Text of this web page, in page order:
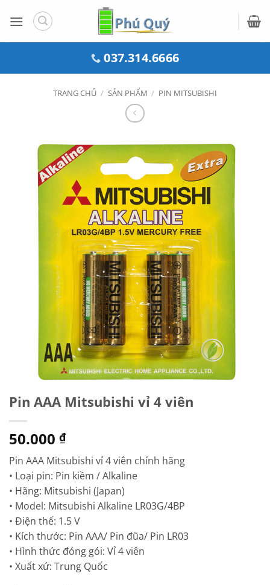
qua
037.314.6666
TRANG CHỦ / SẢN PHẨM / PIN MITSUBISHI
Pin AAA Mitsubishi vỉ 4 viên
50.000 ₫
Pin AAA Mitsubishi vỉ 4 viên chính hãng
• Loại pin: Pin kiềm / Alkaline
• Hãng: Mitsubishi (Japan)
• Model: Mitsubishi Alkaline LR03G/4BP
• Điện thế: 1.5 V
• Kích thước: Pin AAA/ Pin đũa/ Pin LR03
• Hình thức đóng gói: Vỉ 4 viên
• Xuất xứ: Trung Quốc